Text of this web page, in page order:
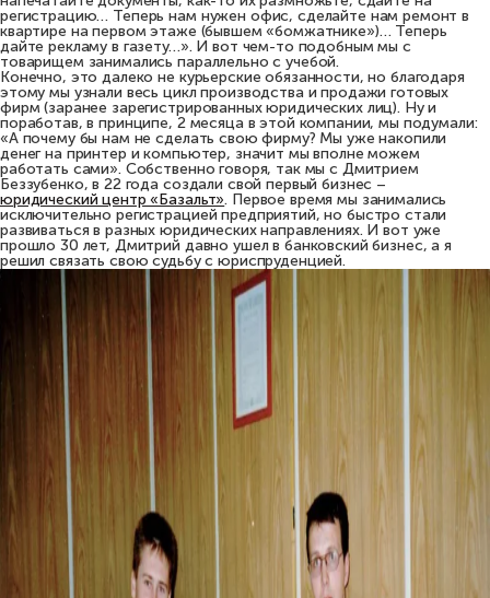
регистрацию… Теперь нам нужен офис, сделайте нам ремонт в
квартире на первом этаже (бывшем «бомжатнике»)… Теперь
дайте рекламу в газету…». И вот чем-то подобным мы с
товарищем занимались параллельно с учебой.
Конечно, это далеко не курьерские обязанности, но благодаря
этому мы узнали весь цикл производства и продажи готовых
фирм (заранее зарегистрированных юридических лиц). Ну и
поработав, в принципе, 2 месяца в этой компании, мы подумали:
«А почему бы нам не сделать свою фирму? Мы уже накопили
денег на принтер и компьютер, значит мы вполне можем
работать сами». Собственно говоря, так мы с Дмитрием
Беззубенко, в 22 года создали свой первый бизнес –
юридический центр «Базальт». Первое время мы занимались
исключительно регистрацией предприятий, но быстро стали
развиваться в разных юридических направлениях. И вот уже
прошло 30 лет, Дмитрий давно ушел в банковский бизнес, а я
решил связать свою судьбу с юриспруденцией.